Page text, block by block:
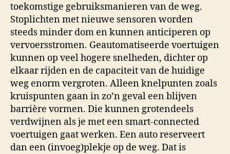
toekomstige gebruiksmanieren van de weg.
Stoplichten met nieuwe sensoren worden
steeds minder dom en kunnen anticiperen op
vervoersstromen. Geautomatiseerde voertuigen
kunnen op veel hogere snelheden, dichter op
elkaar rijden en de capaciteit van de huidige
weg enorm vergroten. Alleen knelpunten zoals
kruispunten gaan in zo’n geval een blijven
barrière vormen. Die kunnen grotendeels
verdwijnen als je met een smart-connected
voertuigen gaat werken. Een auto reserveert
dan een (invoeg)plekje op de weg. Dat is